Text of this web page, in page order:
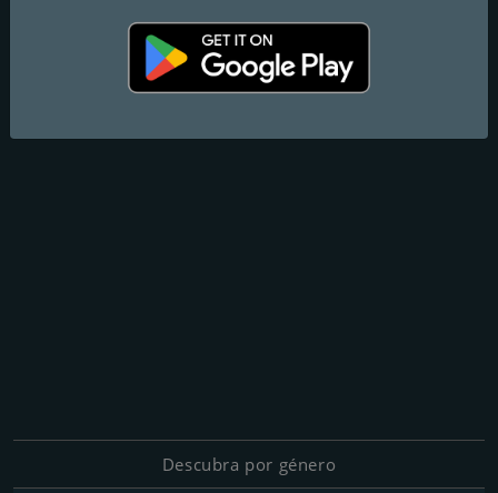
Descubra por género